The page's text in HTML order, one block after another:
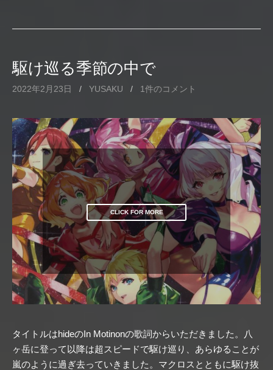
駆け巡る季節の中で
2022年2月23日 / YUSAKU / 1件のコメント
CLICK FOR MORE
タイトルはhideのIn Motinonの歌詞からいただきました。八
ヶ岳に登って以降は超スピードで駆け巡り、あらゆることが
嵐のように過ぎ去っていきました。マクロスとともに駆け抜